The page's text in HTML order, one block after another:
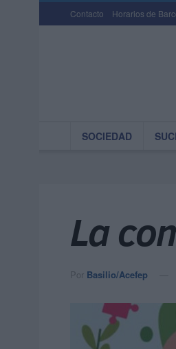
Contacto Horarios de
SOCIEDAD
La
Por Basilio/Acefep